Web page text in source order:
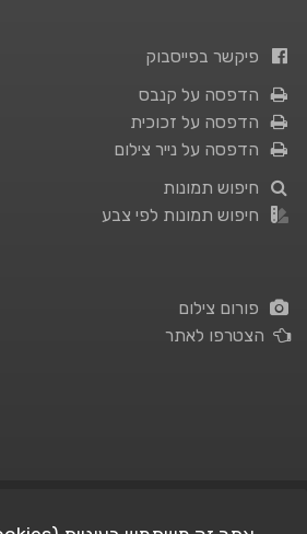
פיקשר בפייסבוק
הדפסה על קנבס
הדפסה על זכוכית
הדפסה על נייר צילום
חיפוש תמונות
חיפוש תמונות לפי צבע
פורום צילום
הצטרפו לאתר